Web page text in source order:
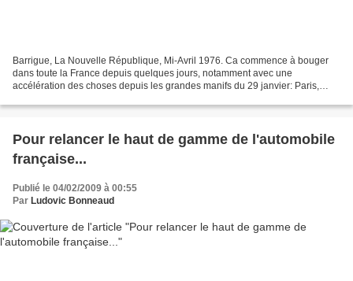
Barrigue, La Nouvelle République, Mi-Avril 1976. Ca commence à bouger
dans toute la France depuis quelques jours, notamment avec une
accélération des choses depuis les grandes manifs du 29 janvier: Paris,
Pour relancer le haut de gamme de l'automobile
française...
Publié le 04/02/2009 à 00:55
Par Ludovic Bonneaud